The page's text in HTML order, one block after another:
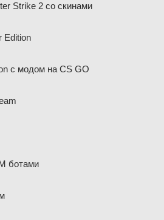
Strike 2 со скинами
Edition
с модом на CS GO
ботами